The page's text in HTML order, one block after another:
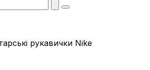
рукавички Nike